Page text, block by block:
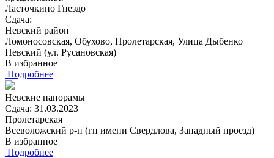
Ласточкино Гнездо
Сдача:
Невский район
Ломоносовская, Обухово, Пролетарская, Улица Дыбенко
Невский (ул. Русановская)
В избранное
Подробнее
Невские панорамы
Сдача: 31.03.2023
Пролетарская
Всеволожский р-н (гп имени Свердлова, Западный проезд)
В избранное
Подробнее